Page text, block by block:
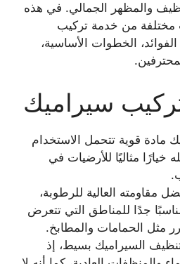
والمظهر الجمالي. في هذه
مختلفة من خدمة تركيب
الخطوات الأساسية،
سيراميك
مادة قوية تتحمل الاستخدام
خيارًا مثاليًا للأرضيات في
مقاومته العالية للرطوبة،
جدًا للمناطق التي تتعرض
مثل الحمامات والمطابخ.
السيراميك بسيط، إذ